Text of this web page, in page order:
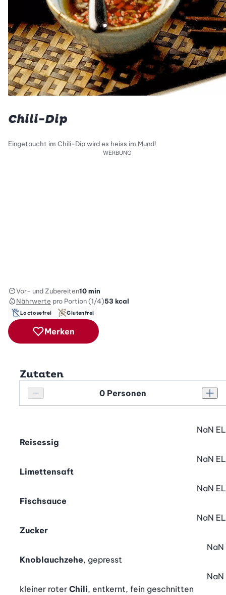
Chili-Dip
Eingetaucht im Chili-Dip wird es heiss im Mund!
WERBUNG
Vor- und Zubereiten10 min
Nährwerte pro Portion (1/4)53 kcal
Lactosefrei Glutenfrei
Merken
Zutaten
Personenanzahl verringern
Personenanzahl
Reisessig
NaN EL
Limettensaft
NaN EL
Fischsauce
NaN EL
Zucker
NaN EL
Knoblauchzehe, gepresst
NaN
kleiner roter Chili, entkernt, fein geschnitten
NaN